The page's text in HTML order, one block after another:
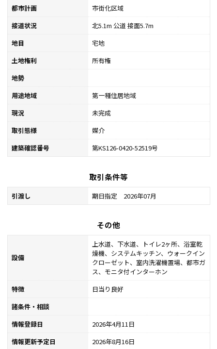
都市計画
市街化区域
接道状況
北5.1m 公道 接面5.7m
地目
宅地
土地権利
所有権
地勢
用途地域
第一種住居地域
現況
未完成
取引態様
媒介
建築確認番号
第KS126-0420-52519号
取引条件等
引渡し 期日指定 2026年07月
その他
設備
上水道、下水道、トイレ2ヶ所、浴室乾
燥機、システムキッチン、ウォークイン
クローゼット、室内洗濯機置場、都市ガ
ス、モニタ付インターホン
特徴
日当り良好
諸条件・相談
情報登録日
2026年4月11日
情報更新予定日
2026年8月16日